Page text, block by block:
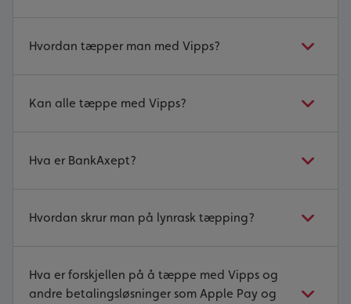
Hvordan tæpper man med Vipps?
Kan alle tæppe med Vipps?
Hva er BankAxept?
Hvordan skrur man på lynrask tæpping?
Hva er forskjellen på å tæppe med Vipps og
andre betalingsløsninger som Apple Pay og